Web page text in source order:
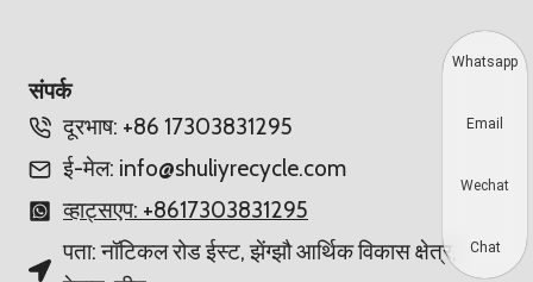
संपर्क
दूरभाष: +86 17303831295
ई-मेल: info@shuliyrecycle.com
व्हाट्सएप: +8617303831295
पता: नॉटिकल रोड ईस्ट, झेंग्झौ आर्थिक विकास क्षेत्र,
Whatsapp
Email
Wechat
Chat